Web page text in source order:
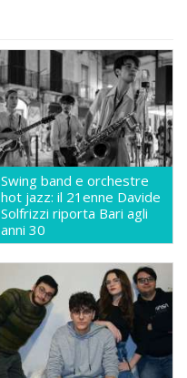
Swing band e orchestre
hot jazz: il 21enne Davide
Solfrizzi riporta Bari agli
anni 30